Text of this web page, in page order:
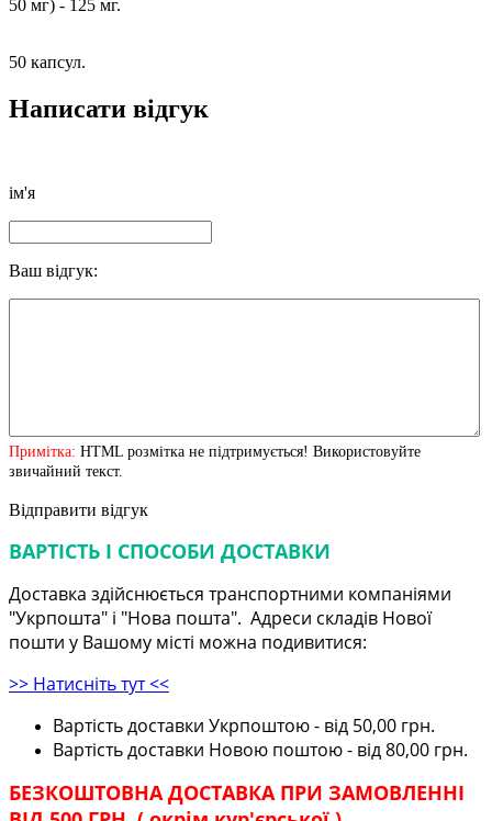
50 мг) - 125 мг.
50 капсул.
Написати відгук
ім'я
Ваш відгук:
Примітка: HTML розмітка не підтримується! Використовуйте
звичайний текст.
Відправити відгук
ВАРТІСТЬ І СПОСОБИ ДОСТАВКИ
Доставка здійснюється транспортними компаніями
"Укрпошта" і "Нова пошта". Адреси складів Нової
пошти у Вашому місті можна подивитися:
>> Натисніть тут <<
Вартість доставки Укрпоштою - від 50,00 грн.
Вартість доставки Новою поштою - від 80,00 грн.
БЕЗКОШТОВНА ДОСТАВКА ПРИ ЗАМОВЛЕННІ